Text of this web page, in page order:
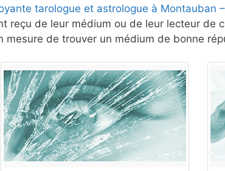
tarologue et astrologue à Montauban
reçu de leur médium ou de leur lecteur de
mesure de trouver un médium de bonne